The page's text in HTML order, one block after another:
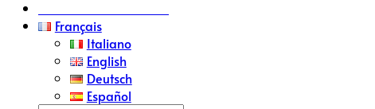
Français
Italiano
English
Deutsch
Español